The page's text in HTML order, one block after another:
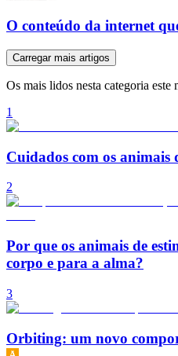
O conteúdo da internet
Carregar mais artigos
Os mais lidos nesta categoria este
1
Cuidados com os animais
2
Por que os animais de
corpo e para a alma?
3
Orbiting: um novo